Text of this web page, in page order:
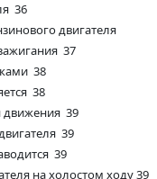
36
двигателя
37
38
38
движения 39
39
39
на холостом ходу 39